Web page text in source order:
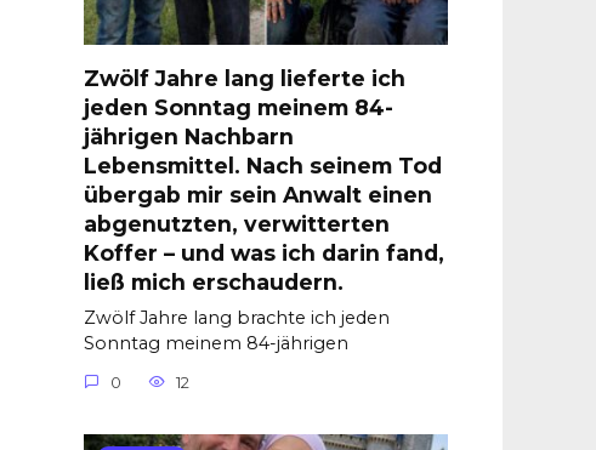
Zwölf Jahre lang lieferte ich
jeden Sonntag meinem 84-
jährigen Nachbarn
Lebensmittel. Nach seinem Tod
übergab mir sein Anwalt einen
abgenutzten, verwitterten
Koffer – und was ich darin fand,
ließ mich erschaudern.
Zwölf Jahre lang brachte ich jeden
Sonntag meinem 84-jährigen
0 12